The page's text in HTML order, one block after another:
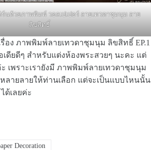
นด้วยภาพพิมพ์ วอลเปเปอร์ ลายเทวดาชุมนุม ลาย
ลิขสิทธิ์
อง ภาพพิมพ์ลายเทวดาชุมนุม ลิขสิทธิ์ EP.1
ดียดีๆ สำหรับแต่งห้องพระสวยๆ นะคะ แต่
เพราะเรายังมี ภาพพิมพ์ลายเทวดาชุมนุม
ลายลายให้ท่านเลือก แต่จะเป็นแบบไหนนั้น
ด้เลยค่ะ
Decoration